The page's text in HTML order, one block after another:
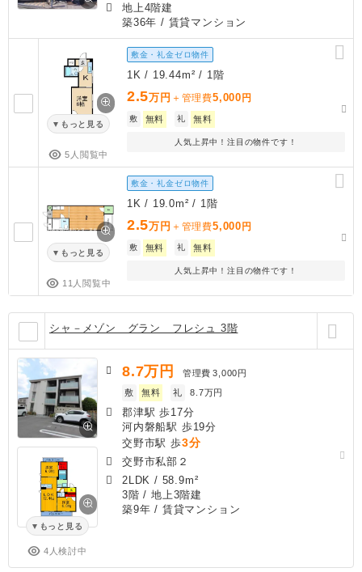
地上4階建
築36年 / 賃貸マンション
もっと見る
5人閲覧中
敷金・礼金ゼロ物件
1K / 19.44m² / 1階
2.5万円 ＋管理費5,000 円
敷 無料 礼 無料
人気上昇中！注目の物件です！
もっと見る
11人閲覧中
敷金・礼金ゼロ物件
1K / 19.0m² / 1階
2.5万円 ＋管理費5,000 円
敷 無料 礼 無料
人気上昇中！注目の物件です！
シャ－メゾン グラン フレシュ 3階
もっと見る
4人検討中
8.7万円 管理費 3,000円
敷
無料 礼 8.7万円
郡津駅 歩17分
河内磐船駅 歩19分
交野市駅 歩3分
交野市私部２
2LDK / 58.9m²
3階 / 地上3階建
築9年 / 賃貸マンション